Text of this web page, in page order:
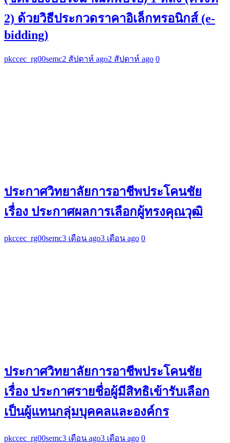
2) ด้วยวิธีประกวดราคาอิเล็กทรอนิกส์ (e-
bidding)
pkccec_rg00semc2 สัปดาห์ ago2 สัปดาห์ ago 0
ประกาศวิทยาลัยการอาชีพประโคนชัย
เรื่อง ประกาศผลการเลือกผู้ทรงคุณวุฒิ
pkccec_rg00semc3 เดือน ago3 เดือน ago 0
ประกาศวิทยาลัยการอาชีพประโคนชัย
เรื่อง ประกาศรายชื่อผู้มีสิทธิเข้ารับเลือก
เป็นผู้แทนกลุ่มบุคคลและองค์กร
pkccec_rg00semc3 เดือน ago3 เดือน ago 0